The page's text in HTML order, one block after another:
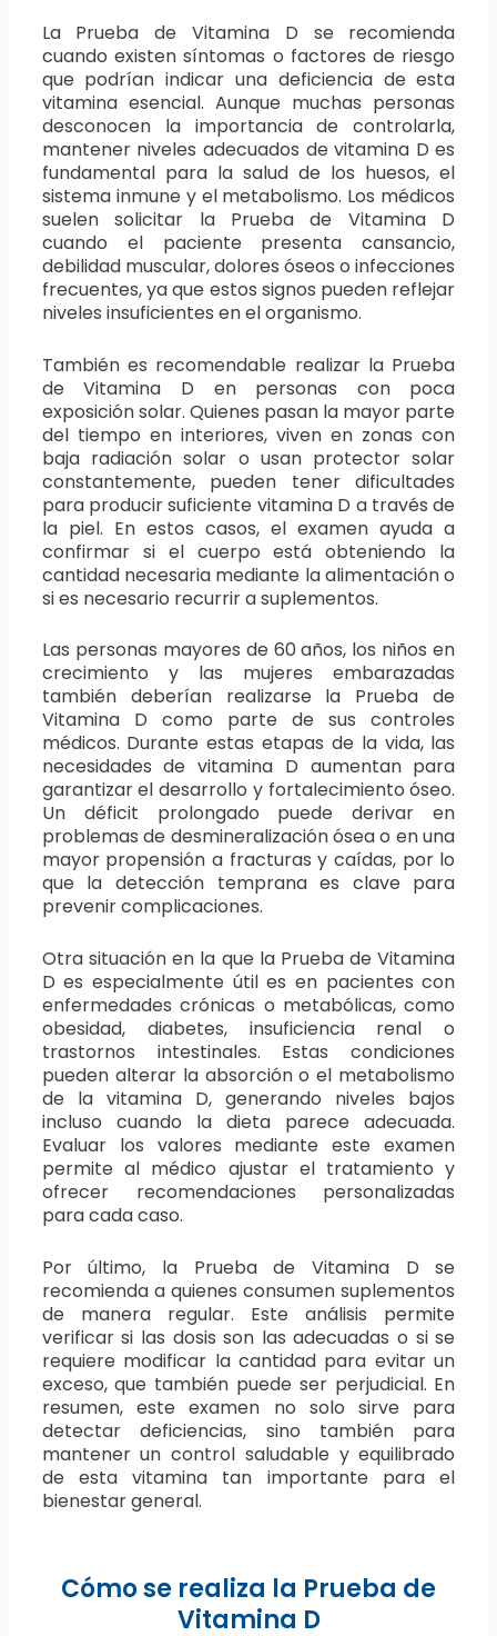
La Prueba de Vitamina D se recomienda
cuando existen síntomas o factores de riesgo
que podrían indicar una deficiencia de esta
vitamina esencial. Aunque muchas personas
desconocen la importancia de controlarla,
mantener niveles adecuados de vitamina D es
fundamental para la salud de los huesos, el
sistema inmune y el metabolismo. Los médicos
suelen solicitar la Prueba de Vitamina D
cuando el paciente presenta cansancio,
debilidad muscular, dolores óseos o infecciones
frecuentes, ya que estos signos pueden reflejar
niveles insuficientes en el organismo.
También es recomendable realizar la Prueba
de Vitamina D en personas con poca
exposición solar. Quienes pasan la mayor parte
del tiempo en interiores, viven en zonas con
baja radiación solar o usan protector solar
constantemente, pueden tener dificultades
para producir suficiente vitamina D a través de
la piel. En estos casos, el examen ayuda a
confirmar si el cuerpo está obteniendo la
cantidad necesaria mediante la alimentación o
si es necesario recurrir a suplementos.
Las personas mayores de 60 años, los niños en
crecimiento y las mujeres embarazadas
también deberían realizarse la Prueba de
Vitamina D como parte de sus controles
médicos. Durante estas etapas de la vida, las
necesidades de vitamina D aumentan para
garantizar el desarrollo y fortalecimiento óseo.
Un déficit prolongado puede derivar en
problemas de desmineralización ósea o en una
mayor propensión a fracturas y caídas, por lo
que la detección temprana es clave para
prevenir complicaciones.
Otra situación en la que la Prueba de Vitamina
D es especialmente útil es en pacientes con
enfermedades crónicas o metabólicas, como
obesidad, diabetes, insuficiencia renal o
trastornos intestinales. Estas condiciones
pueden alterar la absorción o el metabolismo
de la vitamina D, generando niveles bajos
incluso cuando la dieta parece adecuada.
Evaluar los valores mediante este examen
permite al médico ajustar el tratamiento y
ofrecer recomendaciones personalizadas
para cada caso.
Por último, la Prueba de Vitamina D se
recomienda a quienes consumen suplementos
de manera regular. Este análisis permite
verificar si las dosis son las adecuadas o si se
requiere modificar la cantidad para evitar un
exceso, que también puede ser perjudicial. En
resumen, este examen no solo sirve para
detectar deficiencias, sino también para
mantener un control saludable y equilibrado
de esta vitamina tan importante para el
bienestar general.
Cómo se realiza la Prueba de
Vitamina D